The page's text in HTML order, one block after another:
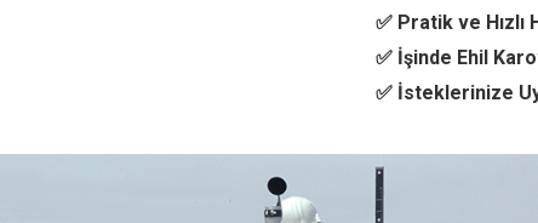
✅ Pratik ve
✅ İşinde Ehil
✅ İsteklerinize